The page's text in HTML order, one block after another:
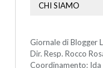
CHI SIAMO
Giornale di Blogger
Dir. Resp. Rocco
Coordinamento: Ida